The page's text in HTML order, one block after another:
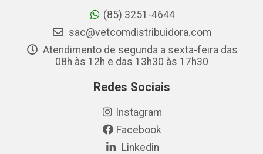
(85) 3251-4644
sac@vetcomdistribuidora.com
Atendimento de segunda a sexta-feira das
08h às 12h e das 13h30 às 17h30
Redes Sociais
Instagram
Facebook
Linkedin